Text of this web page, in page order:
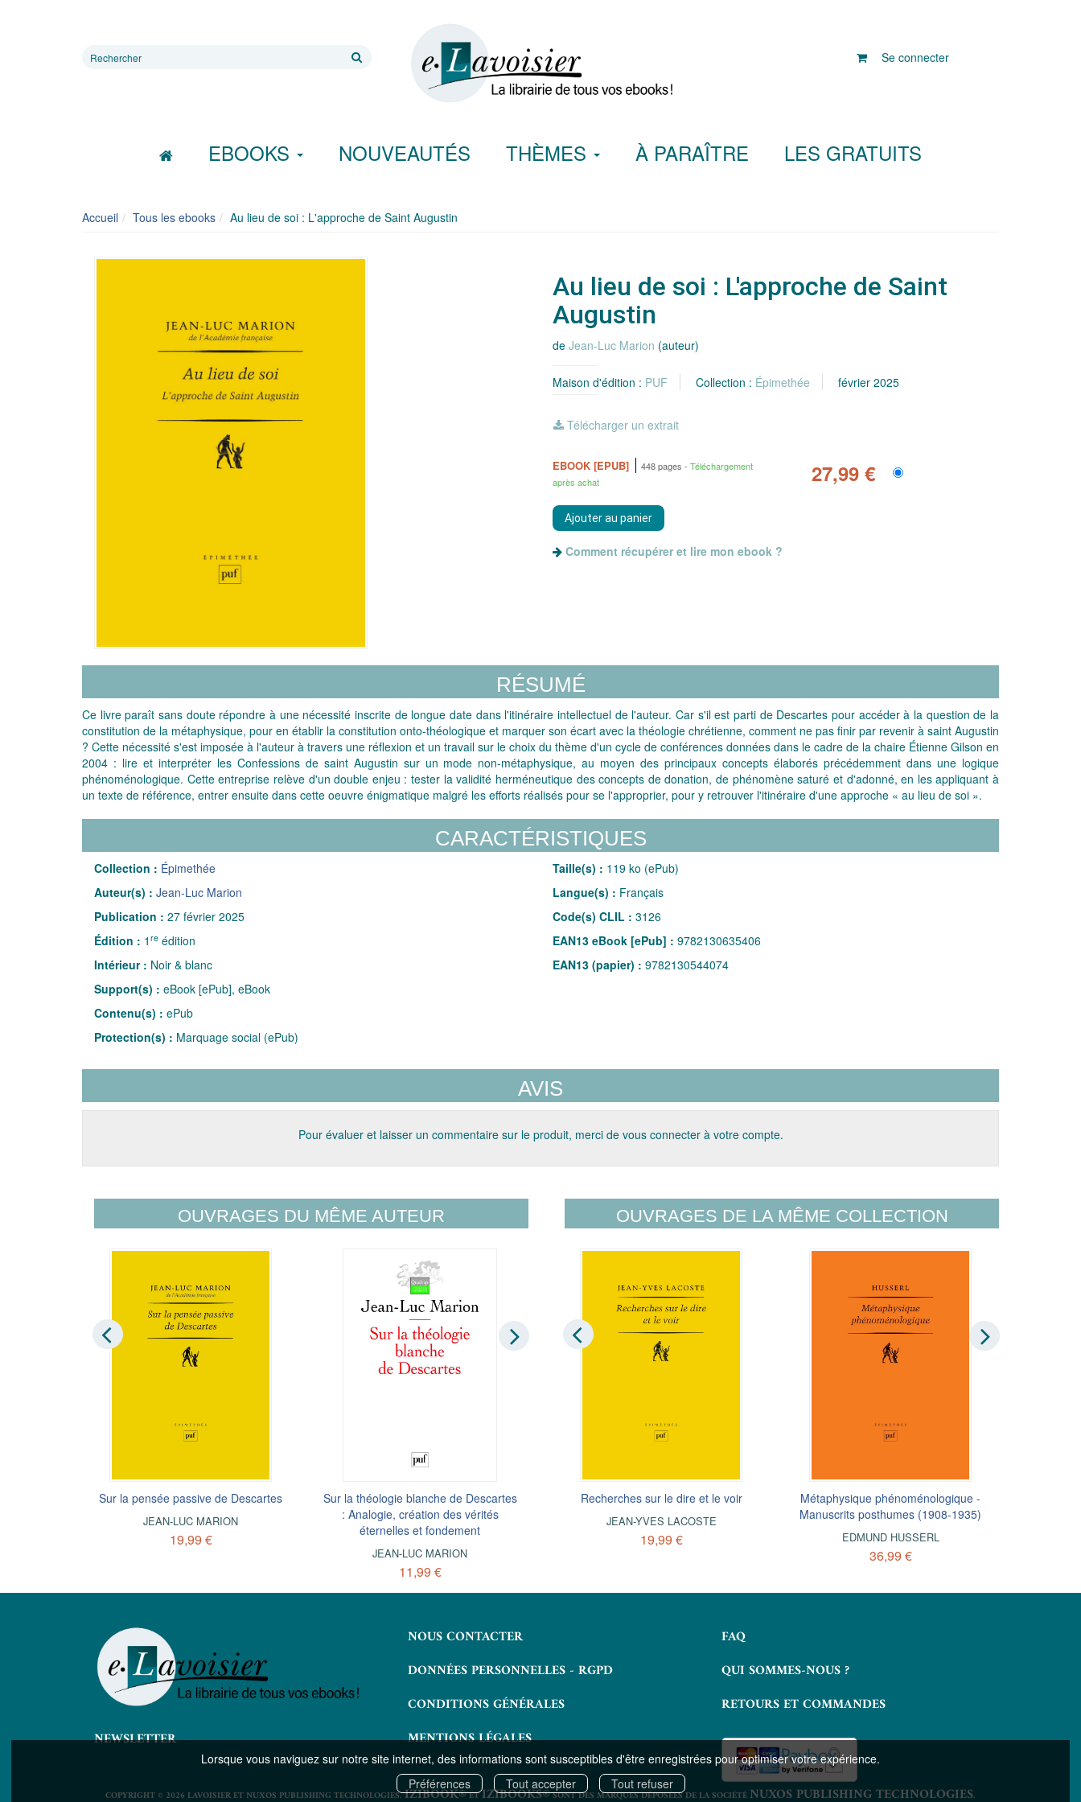
Lorsque vous naviguez sur notre site internet, des informations sont susceptibles d'être enregistrées pour optimiser votre expérience.
Préférences
Tout accepter Tout refuser
Rechercher
Se connecter
EBOOKS NOUVEAUTÉS THÈMES À PARAÎTRE LES GRATUITS
Accueil Tous les ebooks Au lieu de soi : L'approche de Saint Augustin
Au lieu de soi : L'approche de Saint
Augustin
de Jean-Luc Marion (auteur)
Maison d'édition : PUF Collection : Épimethée février 2025
Télécharger un extrait
EBOOK [EPUB] 448 pages
Téléchargement
après achat
27,99 €
Comment récupérer et lire mon ebook ?
RÉSUMÉ
Ce livre paraît sans doute répondre à une nécessité inscrite de longue date dans l'itinéraire intellectuel de l'auteur. Car s'il est parti de Descartes pour accéder à la question de la
constitution de la métaphysique, pour en établir la constitution onto-théologique et marquer son écart avec la théologie chrétienne, comment ne pas finir par revenir à saint Augustin
? Cette nécessité s'est imposée à l'auteur à travers une réflexion et un travail sur le choix du thème d'un cycle de conférences données dans le cadre de la chaire Étienne Gilson en
2004 : lire et interpréter les Confessions de saint Augustin sur un mode non-métaphysique, au moyen des principaux concepts élaborés précédemment dans une logique
phénoménologique. Cette entreprise relève d'un double enjeu : tester la validité herméneutique des concepts de donation, de phénomène saturé et d'adonné, en les appliquant à
un texte de référence, entrer ensuite dans cette oeuvre énigmatique malgré les efforts réalisés pour se l'approprier, pour y retrouver l'itinéraire d'une approche « au lieu de soi ».
CARACTÉRISTIQUES
Collection : Épimethée
Auteur(s) : Jean-Luc Marion
Publication : 27 février 2025
Édition : 1 re édition
Intérieur : Noir & blanc
Support(s) : eBook [ePub], eBook
Contenu(s) : ePub
Protection(s) : Marquage social (ePub)
Taille(s) : 119 ko (ePub)
Langue(s) : Français
Code(s) CLIL : 3126
EAN13 eBook [ePub] : 9782130635406
EAN13 (papier) : 9782130544074
AVIS
Pour évaluer et laisser un commentaire sur le produit, merci de vous connecter à votre compte.
OUVRAGES DU MÊME AUTEUR
Sur la pensée passive de Descartes
JEAN-LUC MARION
19,99 €
Sur la théologie blanche de Descartes
: Analogie, création des vérités
éternelles et fondement
JEAN-LUC MARION
11,99 €
De surcroît
JEAN-LUC MARION
14,99 €
Sur le prisme métaphysique de
Descartes
JEAN-LUC MARION
32,99 €
OUVRAGES DE LA MÊME COLLECTION
Le rationalisme de Spinoza
FERDINAND ALQUIÉ
19,99 €
La chose et le geste :
Phénoménologie du mouvement chez
Husserl
JEAN-SÉBASTIEN HARDY
22,99 €
Recherches sur le dire et le voir
JEAN-YVES LACOSTE
19,99 €
Métaphysique phénoménologique -
Manuscrits posthumes (1908-1935)
EDMUND HUSSERL
36,99 €
NEWSLETTER
NOUS CONTACTER
DONNÉES PERSONNELLES - RGPD
CONDITIONS GÉNÉRALES
MENTIONS LÉGALES
FAQ
QUI SOMMES-NOUS ?
RETOURS ET COMMANDES
COPYRIGHT © 2026 LAVOISIER ET NUXOS PUBLISHING TECHNOLOGIES.IZIBOOK®ETIZIBOOKS®SONT DES MARQUES DÉPOSÉES DE LA SOCIÉTÉ NUXOS PUBLISHING TECHNOLOGIES.